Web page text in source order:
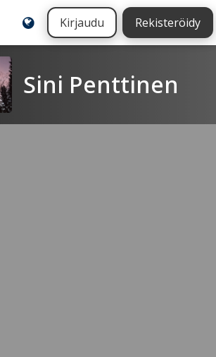
Kirjaudu Rekisteröidy
Sini Penttinen